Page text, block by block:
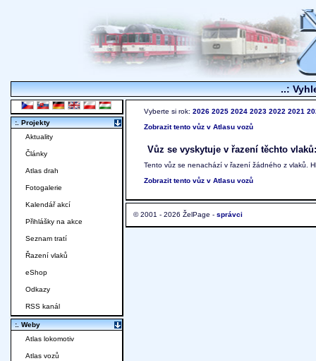
..:
Vyberte si rok: 2026 2025 2024 2023 2022 2021
Zobrazit tento vůz v Atlasu vozů
Vůz se vyskytuje v řazení těchto vlaků:
Tento vůz se nenachází v řazení žádného z vlaků.
Zobrazit tento vůz v Atlasu vozů
© 2001 - 2026 ŽelPage - správci
:. Projekty
Aktuality
Články
Atlas drah
Fotogalerie
Kalendář akcí
Přihlášky na akce
Seznam tratí
Řazení vlaků
eShop
Odkazy
RSS kanál
:. Weby
Atlas lokomotiv
Atlas vozů